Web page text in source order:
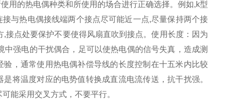
用的热电偶种类和所使用的场合进行正确选择。例如,k型
与热电偶接线端两个接点尽可能近一点,尽量保持两个接
接点处要保护不要使得风扇直吹到接点。使用长度：因为
强电的干扰偶合，足可以使热电偶的信号失真，造成测
，通常使用热电偶补偿导线的长度控制在十五米内比较
将温度对应的电势值转换成直流电流传送，抗干扰强。
能采用交叉方式，不要平行。